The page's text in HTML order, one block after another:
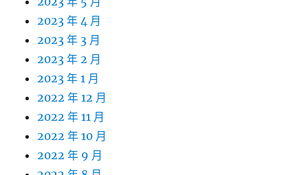
2023 年 4 月
2023 年 3 月
2023 年 2 月
2023 年 1 月
2022 年 12 月
2022 年 11 月
2022 年 10 月
2022 年 9 月